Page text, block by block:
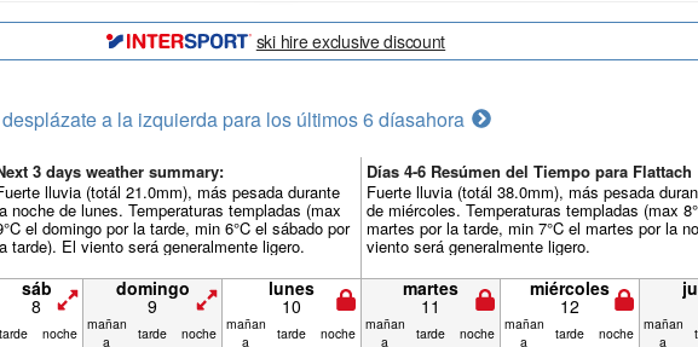
ski hire exclusive discount
desplázate a la izquierda para los últimos 6 díasahora
3 days weather summary:
lluvia (totál 21.0mm), más pesada durante
noche de lunes. Temperaturas templadas (max
el domingo por la tarde, min 6°C el sábado por
tarde). El viento será generalmente ligero.
Días 4-6 Resúmen del Tiempo para Flattach
Fuerte lluvia (totál 38.0mm), más pesada
de miércoles. Temperaturas templadas (max
martes por la tarde, min 7°C el martes por la
viento será generalmente ligero.
sáb
8
domingo
9
lunes
10
martes
11
miércoles
12
tarde noche mañan
a
tarde noche mañan
a
tarde noche mañan
a
tarde noche mañan
a
tarde noche mañan
a